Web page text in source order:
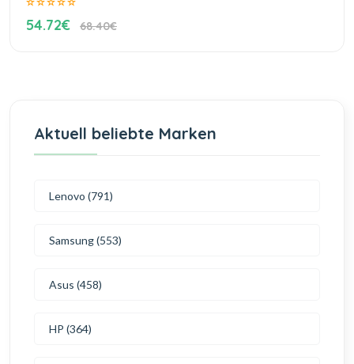
54.72€ 68.40€
Aktuell beliebte Marken
Lenovo (791)
Samsung (553)
Asus (458)
HP (364)